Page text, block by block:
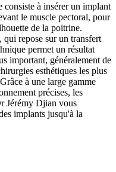
consiste à insérer un implant
le muscle pectoral, pour
de la poitrine.
repose sur un transfert
permet un résultat
important, généralement de
esthétiques les plus
à une large gamme
précises, les
Jérémy Djian vous
implants jusqu'à la